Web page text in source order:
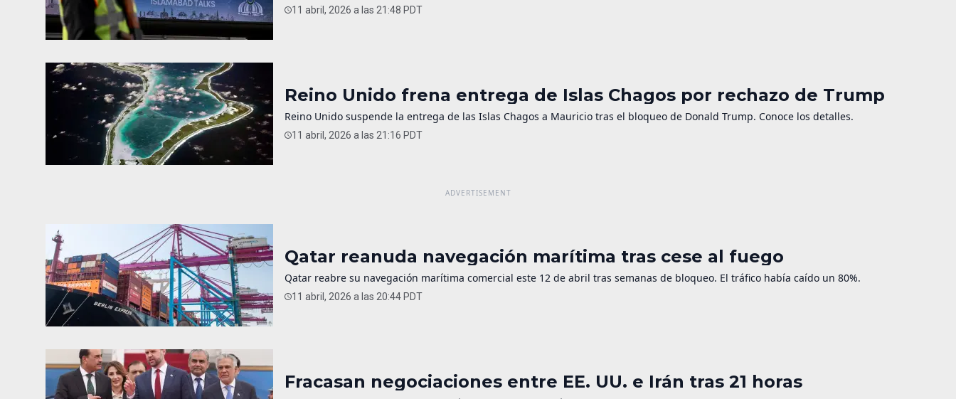
11 abril, 2026 a las 21:48 PDT
Reino Unido frena entrega de Islas Chagos por rechazo de Trump
Reino Unido suspende la entrega de las Islas Chagos a Mauricio tras el bloqueo de Donald Trump. Conoce los detalles.
11 abril, 2026 a las 21:16 PDT
Qatar reanuda navegación marítima tras cese al fuego
Qatar reabre su navegación marítima comercial este 12 de abril tras semanas de bloqueo. El tráfico había caído un 80%.
11 abril, 2026 a las 20:44 PDT
Fracasan negociaciones entre EE. UU. e Irán tras 21 horas